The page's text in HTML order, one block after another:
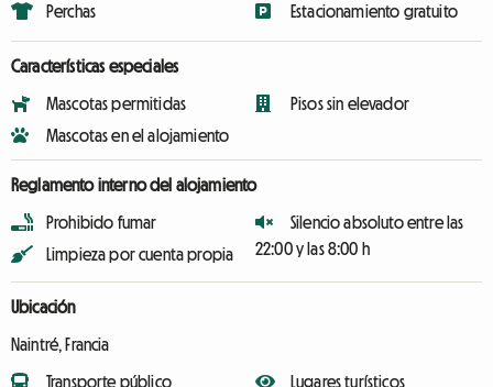
Perchas
Estacionamiento gratuito
Características especiales
Mascotas permitidas
Mascotas en el alojamiento
Pisos sin elevador
Reglamento interno del alojamiento
Prohibido fumar
Limpieza por cuenta propia
Silencio absoluto entre las
22:00 y las 8:00 h
Ubicación
Naintré, Francia
Transporte público Lugares turísticos